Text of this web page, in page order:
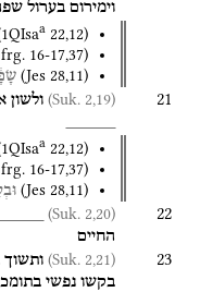
וימירום בערול
1QIsaa 22,12)
frg. 16-17,37)
(Jes 28,11)
21
(Suk. 2,19) ולשון
1QIsaa 22,12)
frg. 16-17,37)
(Jes 28,11)
22
(Suk. 2,20)
החיים
23
(Suk. 2,21) ותשוך
בקשו נפשי